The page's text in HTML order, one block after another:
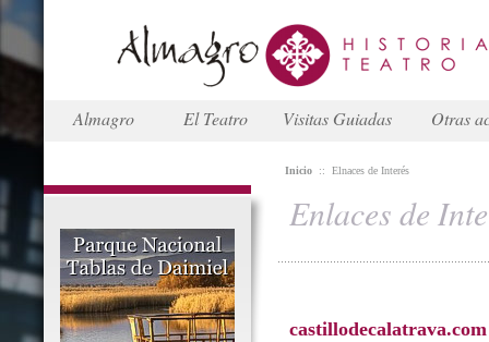
Almagro El Teatro Visitas Guiadas Otras
Inicio :: Elnaces de Interés
Enlaces de
castillodecalatrava.com